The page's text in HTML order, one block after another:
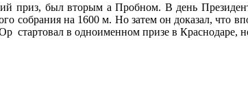
приз, был вторым а Пробном. В день
собрания на 1600 м. Но затем он доказал, что
стартовал в одноименном призе в